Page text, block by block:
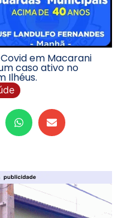
em Macarani
caso ativo no
Ilhéus.